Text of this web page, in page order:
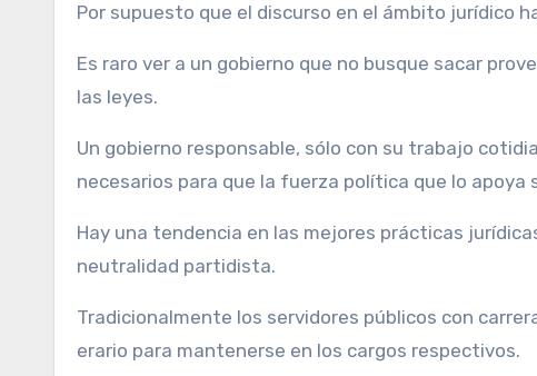
Por supuesto que el discurso en el ámbito jurídico
Es raro ver a un gobierno que no busque sacar
las leyes.
Un gobierno responsable, sólo con su trabajo
necesarios para que la fuerza política que lo apoya
Hay una tendencia en las mejores prácticas
neutralidad partidista.
Tradicionalmente los servidores públicos con
erario para mantenerse en los cargos respectivos.